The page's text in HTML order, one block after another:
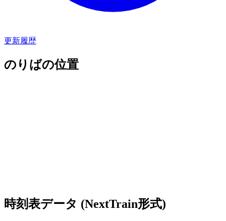
更新履歴
のりばの位置
時刻表データ (NextTrain形式)